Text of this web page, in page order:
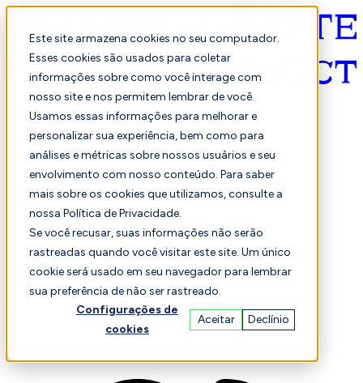
Este site armazena cookies no seu computador.
Esses cookies são usados para coletar
informações sobre como você interage com
nosso site e nos permitem lembrar de você.
Usamos essas informações para melhorar e
personalizar sua experiência, bem como para
análises e métricas sobre nossos usuários e seu
envolvimento com nosso conteúdo. Para saber
mais sobre os cookies que utilizamos, consulte a
nossa Política de Privacidade.
Se você recusar, suas informações não serão
rastreadas quando você visitar este site. Um único
cookie será usado em seu navegador para lembrar
sua preferência de não ser rastreado.
Configurações de
cookies
Aceitar Declínio
Português
Selecionado Comparação
Finança Desempenho